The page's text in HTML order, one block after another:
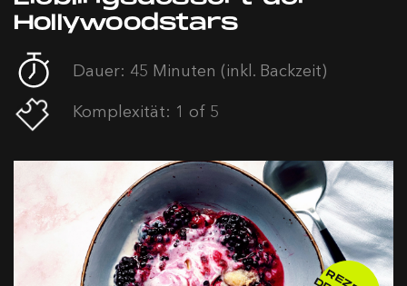
Hollywoodstars
Dauer: 45 Minuten (inkl. Backzeit)
Komplexität: 1 of 5